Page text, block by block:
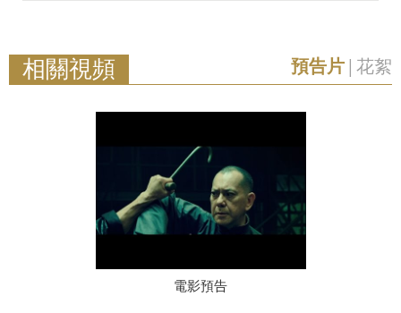
相關視頻 預告片 花絮
電影預告